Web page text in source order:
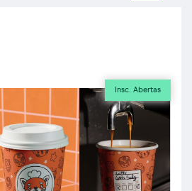
Insc. Abertas